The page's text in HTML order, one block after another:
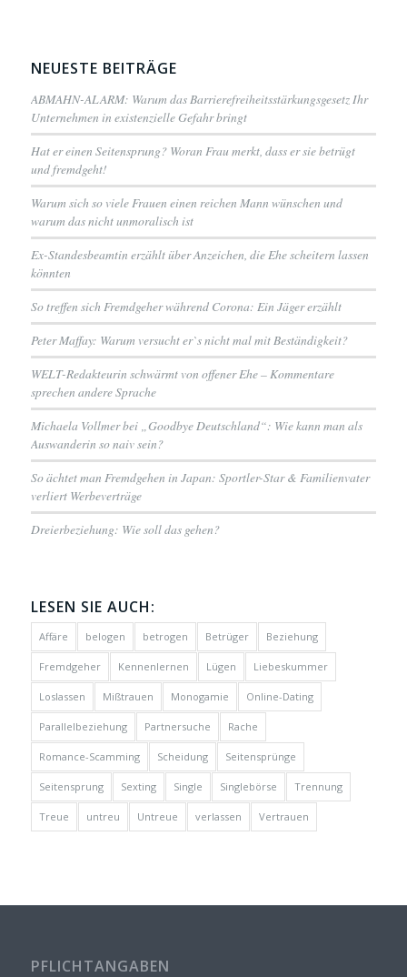
NEUESTE BEITRÄGE
ABMAHN-ALARM: Warum das Barrierefreiheitsstärkungsgesetz Ihr
Unternehmen in existenzielle Gefahr bringt
Hat er einen Seitensprung? Woran Frau merkt, dass er sie betrügt
und fremdgeht!
Warum sich so viele Frauen einen reichen Mann wünschen und
warum das nicht unmoralisch ist
Ex-Standesbeamtin erzählt über Anzeichen, die Ehe scheitern lassen
könnten
So treffen sich Fremdgeher während Corona: Ein Jäger erzählt
Peter Maffay: Warum versucht er`s nicht mal mit Beständigkeit?
WELT-Redakteurin schwärmt von offener Ehe – Kommentare
sprechen andere Sprache
Michaela Vollmer bei „Goodbye Deutschland“: Wie kann man als
Auswanderin so naiv sein?
So ächtet man Fremdgehen in Japan: Sportler-Star & Familienvater
verliert Werbeverträge
Dreierbeziehung: Wie soll das gehen?
LESEN SIE AUCH:
Affäre belogen betrogen Betrüger Beziehung
Fremdgeher Kennenlernen Lügen Liebeskummer
Loslassen Mißtrauen Monogamie Online-Dating
Parallelbeziehung Partnersuche Rache
Romance-Scamming Scheidung Seitensprünge
Seitensprung Sexting Single Singlebörse Trennung
Treue untreu Untreue verlassen Vertrauen
PFLICHTANGABEN